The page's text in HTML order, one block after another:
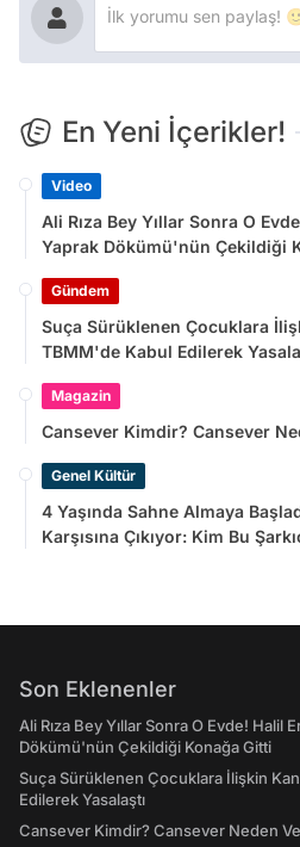
En Yeni İçerikler!
Video
Ali Rıza Bey Yıllar Sonra O
Yaprak Dökümü'nün Çekildiği
Gündem
Suça Sürüklenen Çocuklara
TBMM'de Kabul Edilerek
Magazin
Cansever Kimdir? Cansever
Genel Kültür
4 Yaşında Sahne Almaya
Karşısına Çıkıyor: Kim Bu
Son Eklenenler
Ali Rıza Bey Yıllar Sonra O Evde! Halil
Dökümü'nün Çekildiği Konağa Gitti
Suça Sürüklenen Çocuklara İlişkin
Edilerek Yasalaştı
Cansever Kimdir? Cansever Neden